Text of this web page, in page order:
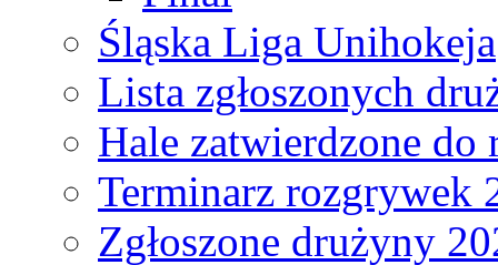
Śląska Liga Unihokeja
Lista zgłoszonych
Hale zatwierdzone do
Terminarz rozgrywek
Zgłoszone drużyny